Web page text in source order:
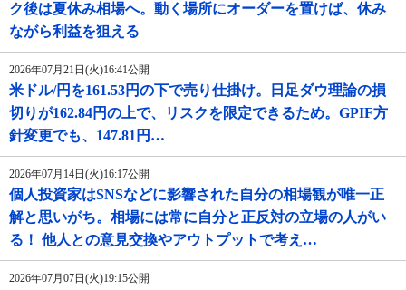
ク後は夏休み相場へ。動く場所にオーダーを置けば、休み
ながら利益を狙える
2026年07月21日(火)16:41公開
米ドル/円を161.53円の下で売り仕掛け。日足ダウ理論の損
切りが162.84円の上で、リスクを限定できるため。GPIF方
針変更でも、147.81円…
2026年07月14日(火)16:17公開
個人投資家はSNSなどに影響された自分の相場観が唯一正
解と思いがち。相場には常に自分と正反対の立場の人がい
る！ 他人との意見交換やアウトプットで考え…
2026年07月07日(火)19:15公開